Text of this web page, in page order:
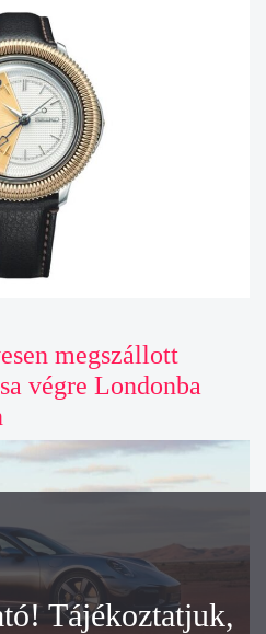
megszállott
végre Londonba
Tájékoztatjuk,